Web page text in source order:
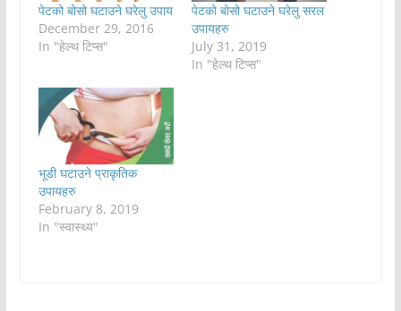
पेटको बोसो घटाउने घरेलु उपाय
December 29, 2016
In "हेल्थ टिप्स"
पेटको बोसो घटाउने घरेलु सरल
उपायहरु
July 31, 2019
In "हेल्थ टिप्स"
भूडी घटाउने प्राकृतिक
उपायहरु
February 8, 2019
In "स्वास्थ्य"